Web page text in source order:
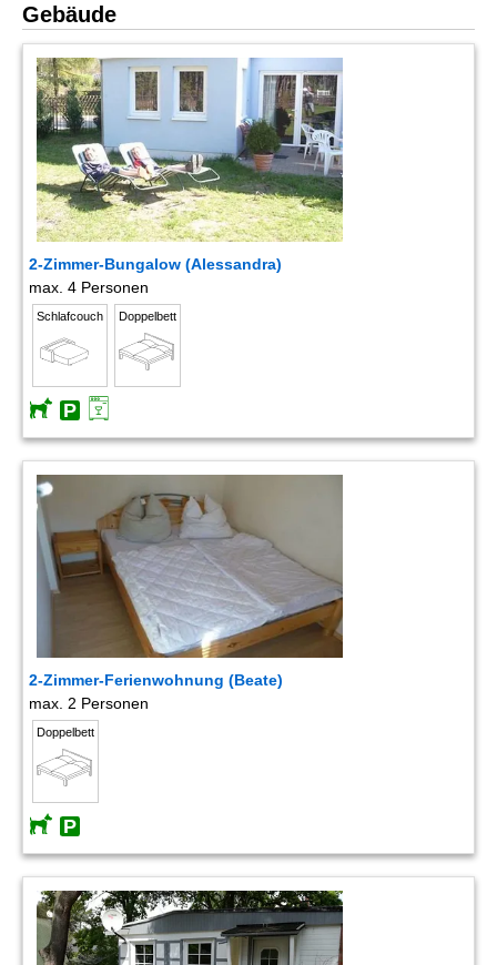
Gebäude
2-Zimmer-Bungalow (Alessandra)
max. 4 Personen
Schlafcouch Doppelbett
2-Zimmer-Ferienwohnung (Beate)
max. 2 Personen
Doppelbett